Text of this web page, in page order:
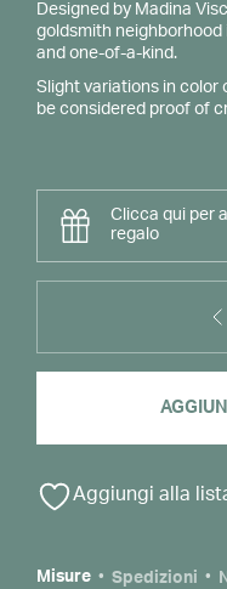
Designed by Madina
goldsmith neighborhood
and one-of-a-kind.
Slight variations in color
be considered proof of
Clicca qui per
regalo
Green
quantitàAggiungi alla
Misure Spedizioni